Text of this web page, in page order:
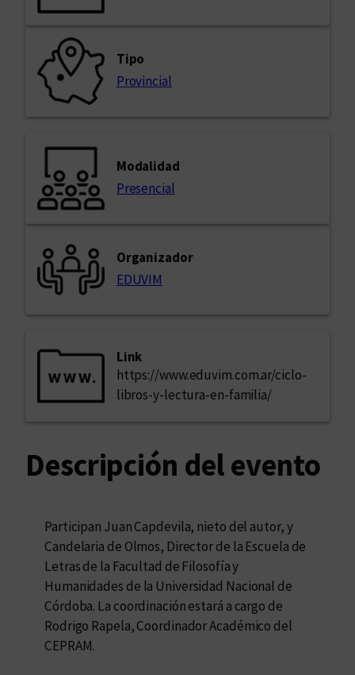
Tipo
Provincial
Modalidad
Presencial
Organizador
EDUVIM
Link
https://www.eduvim.com.ar/ciclo-
libros-y-lectura-en-familia/
Descripción del evento
Participan Juan Capdevila, nieto del autor, y
Candelaria de Olmos, Director de la Escuela de
Letras de la Facultad de Filosofía y
Humanidades de la Universidad Nacional de
Córdoba. La coordinación estará a cargo de
Rodrigo Rapela, Coordinador Académico del
CEPRAM.